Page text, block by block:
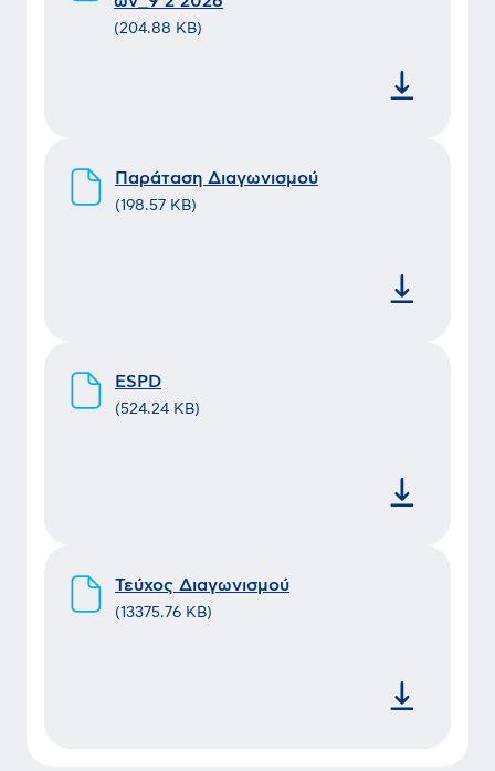
(204.88 KB)
Παράταση Διαγωνισμού
(198.57 KB)
ESPD
(524.24 KB)
Τεύχος Διαγωνισμού
(13375.76 KB)